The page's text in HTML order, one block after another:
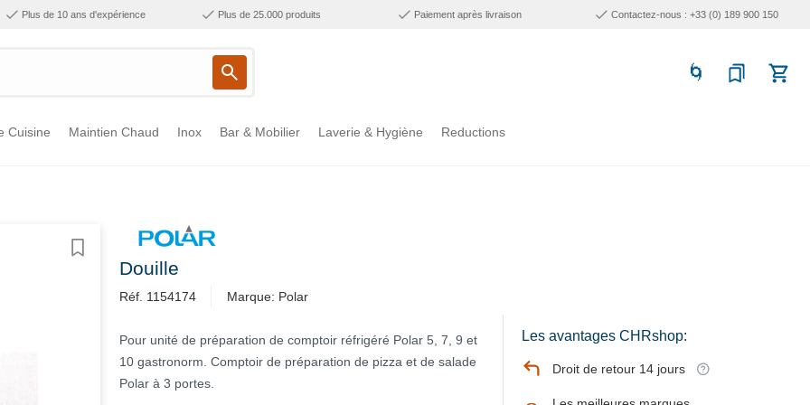
Plus de 10 ans d'expérience Plus de 25.000 produits Paiement après livraison Contactez-nous : +33 (0) 189 900 150
Cuisine Maintien Chaud Inox Bar & Mobilier Laverie & Hygiène Reductions
Douille
Réf. 1154174 Marque: Polar
Pour unité de préparation de comptoir réfrigéré Polar 5, 7, 9 et
10 gastronorm. Comptoir de préparation de pizza et de salade
Polar à 3 portes.
Les avantages CHRshop:
Droit de retour 14 jours